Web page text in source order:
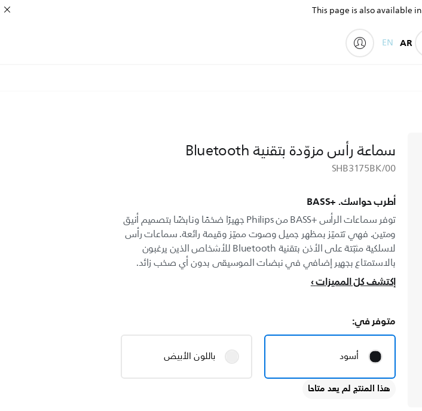
This page is also available in
AR
EN
سماعة رأس مزوّدة بتقنية Bluetooth
SHB3175BK/00
أطرب حواسك. BASS+‎
توفر سماعات الرأس BASS+‎ من Philips جهيرًا ضخمًا ونابضًا بتصميم أنيق
ومتين. فهي تتميّز بمظهر جميل وصوت مميّز وقيمة رائعة. سماعات رأس
لاسلكية مثبّتة على الأذن بتقنية Bluetooth للأشخاص الذين يرغبون
بالاستمتاع بجهير إضافي في نبضات الموسيقى بدون أي صخب زائد.
إكتشف كلّ المميزات
متوفر في:
أسود باللون الأبيض
هذا المنتج لم يعد متاحا